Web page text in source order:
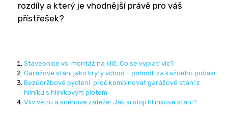
rozdíly a který je vhodnější právě pro váš
přístřešek?
Stavebnice vs. montáž na klíč: Co se vyplatí víc?
Garážové stání jako krytý vchod – pohodlí za každého počasí
Bezúdržbové bydlení: proč kombinovat garážové stání z
hliníku s hliníkovým plotem
Vliv větru a sněhové zátěže: Jak si stojí hliníkové stání?